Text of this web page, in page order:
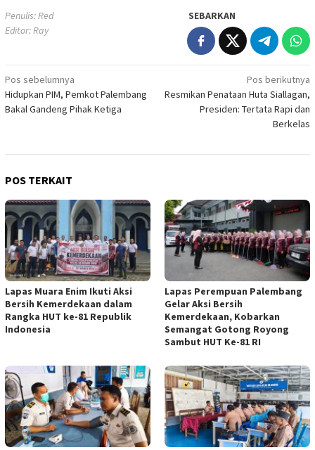
Penulis: Red
Editor: Ray
SEBARKAN
Navigasi
pos
Pos sebelumnya
Hidupkan PIM, Pemkot Palembang
Bakal Gandeng Pihak Ketiga
Pos berikutnya
Resmikan Penataan Huta Siallagan,
Presiden: Tertata Rapi dan
Berkelas
POS TERKAIT
Lapas Muara Enim Ikuti Aksi
Bersih Kemerdekaan dalam
Rangka HUT ke-81 Republik
Indonesia
Lapas Perempuan Palembang
Gelar Aksi Bersih
Kemerdekaan, Kobarkan
Semangat Gotong Royong
Sambut HUT Ke-81 RI